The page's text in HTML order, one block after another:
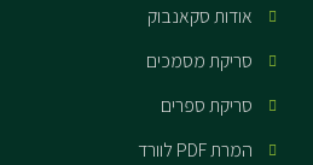
אודות סקאנבוק
סריקת מסמכים
סריקת ספרים
המרת PDF לוורד